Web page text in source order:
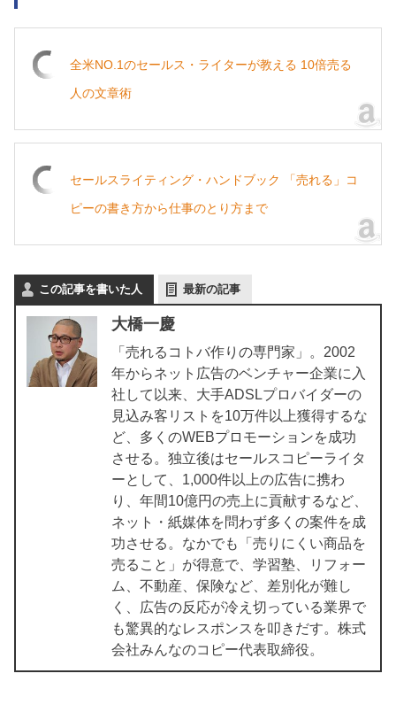
全米NO.1のセールス・ライターが教える 10倍売る
人の文章術
セールスライティング・ハンドブック 「売れる」コ
ピーの書き方から仕事のとり方まで
この記事を書いた人 最新の記事
大橋一慶
「売れるコトバ作りの専門家」。2002
年からネット広告のベンチャー企業に入
社して以来、大手ADSLプロバイダーの
見込み客リストを10万件以上獲得するな
ど、多くのWEBプロモーションを成功
させる。独立後はセールスコピーライタ
ーとして、1,000件以上の広告に携わ
り、年間10億円の売上に貢献するなど、
ネット・紙媒体を問わず多くの案件を成
功させる。なかでも「売りにくい商品を
売ること」が得意で、学習塾、リフォー
ム、不動産、保険など、差別化が難し
く、広告の反応が冷え切っている業界で
も驚異的なレスポンスを叩きだす。株式
会社みんなのコピー代表取締役。